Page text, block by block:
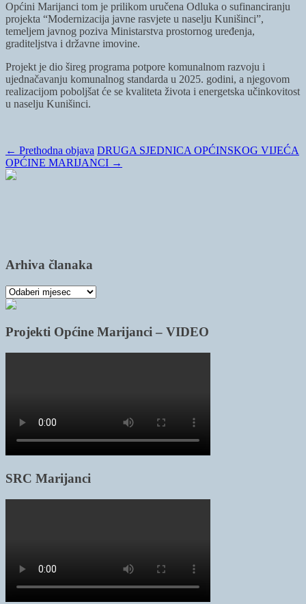
Općini Marijanci tom je prilikom uručena Odluka o sufinanciranju
projekta “Modernizacija javne rasvjete u naselju Kunišinci”,
temeljem javnog poziva Ministarstva prostornog uređenja,
graditeljstva i državne imovine.
Projekt je dio šireg programa potpore komunalnom razvoju i
ujednačavanju komunalnog standarda u 2025. godini, a njegovom
realizacijom poboljšat će se kvaliteta života i energetska učinkovitost
u naselju Kunišinci.
← Prethodna objava DRUGA SJEDNICA OPĆINSKOG VIJEĆA
OPĆINE MARIJANCI →
Arhiva članaka
Arhiva
članaka
Projekti Općine Marijanci – VIDEO
SRC Marijanci